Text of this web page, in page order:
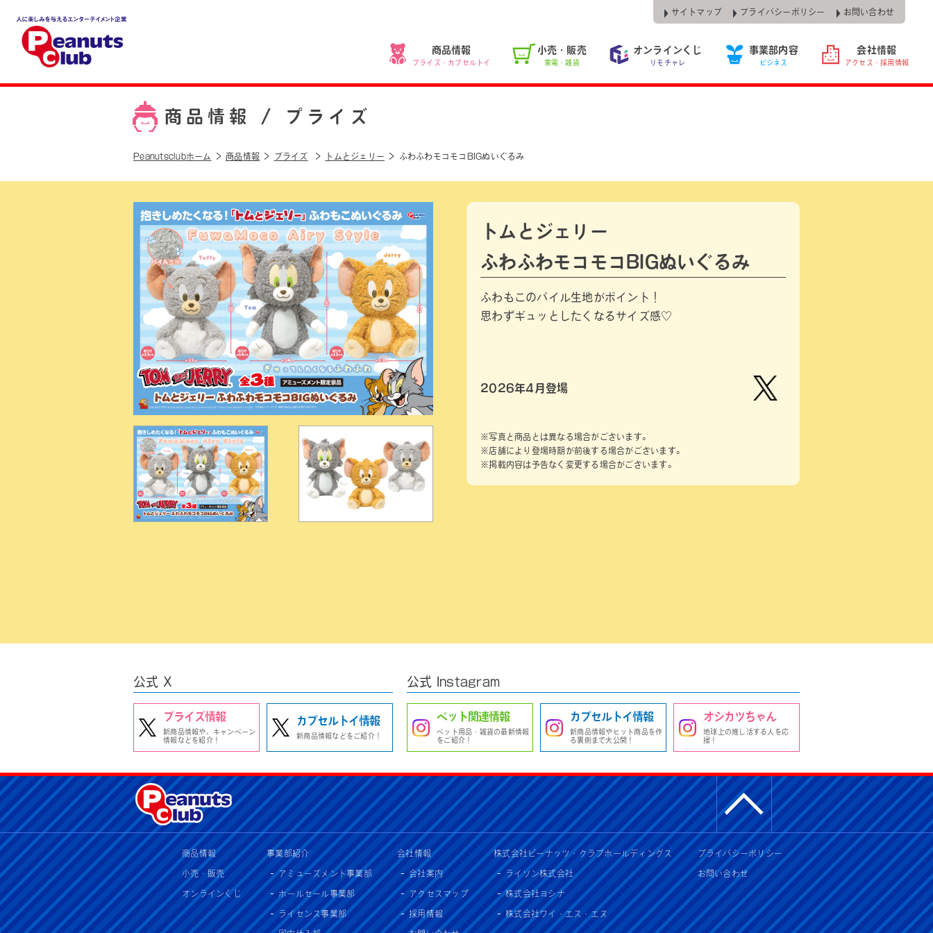
サイトマップ プライバシーポリシー お問い合わせ
商品情報
プライズ・カプセルトイ
小売・販売
家電・雑貨
オンラインくじ
リモチャレ
事業部内容
ビジネス
会社情報
アクセス・採用情報
商品情報 / プライズ
Peanutsclubホーム 商品情報 プライズ トムとジェリー ふわふわモコモコBIGぬいぐるみ
トムとジェリー
ふわふわモコモコBIGぬいぐるみ
ふわもこのパイル生地がポイント！
思わずギュッとしたくなるサイズ感♡
2026年4月登場
※写真と商品とは異なる場合がございます。
※店舗により登場時期が前後する場合がございます。
※掲載内容は予告なく変更する場合がございます。
公式 X
プライズ情報
新商品情報や、キャンペーン
情報などを紹介！
カプセルトイ情報
新商品情報などをご紹介！
公式 Instagram
ペット関連情報
ペット用品・雑貨の最新情報
をご紹介！
カプセルトイ情報
新商品情報やヒット商品を作
る裏側まで大公開！
オシカツちゃん
地球上の推し活する人を応
援！
商品情報
小売・販売
オンラインくじ
事業部紹介
アミューズメント事業部
ホールセール事業部
ライセンス事業部
会社情報
会社案内
アクセスマップ
採用情報
株式会社ピーナッツ・クラブホールディングス
ライソン株式会社
株式会社ヨシナ
株式会社ワイ・エス・エヌ
プライバシーポリシー
お問い合わせ